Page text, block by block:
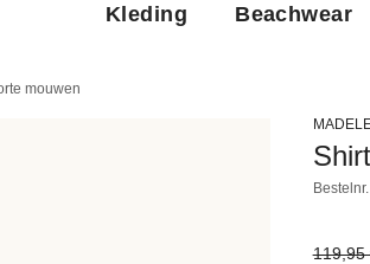
Kleding Beachwear
mouwen
Bestelnr.
119,95